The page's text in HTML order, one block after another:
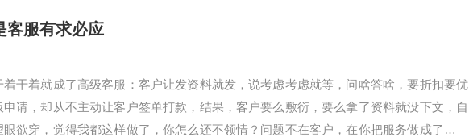
客服有求必应
着干着就成了高级客服：客户让发资料就发，说考虑考虑就等，问啥答啥，要折扣要优
申请，却从不主动让客户签单打款，结果，客户要么敷衍，要么拿了资料就没下文，自
眼欲穿，觉得我都这样做了，你怎么还不领情？问题不在客户，在你把服务做成了被动